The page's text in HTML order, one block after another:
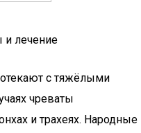
и лечение
с тяжёлыми
чреваты
и трахеях. Народные